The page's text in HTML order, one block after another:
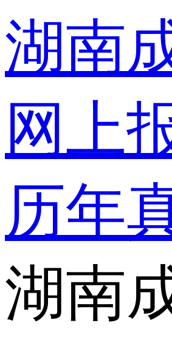
湖南
网上
历年
湖南